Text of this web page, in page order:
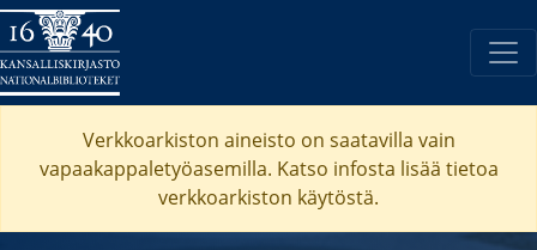
Verkkoarkiston aineisto on saatavilla vain
vapaakappaletyöasemilla. Katso infosta lisää tietoa
verkkoarkiston käytöstä.